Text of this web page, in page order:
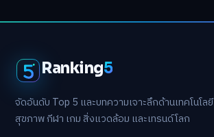
Ranking5
จัดอันดับ Top 5 และบทความเจาะลึกด้านเทคโนโลยี
สุขภาพ กีฬา เกม สิ่งแวดล้อม และเทรนด์โลก